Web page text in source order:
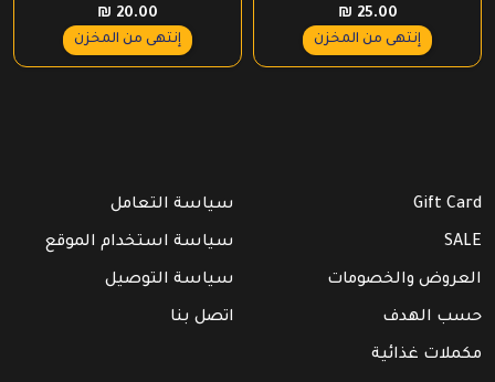
₪ 25.00
إنتهى من المخزن
₪ 20.00
إنتهى من المخزن
Gift Card
SALE
العروض والخصومات
حسب الهدف
مكملات غذائية
سياسة التعامل
سياسة استخدام الموقع
سياسة التوصيل
اتصل بنا